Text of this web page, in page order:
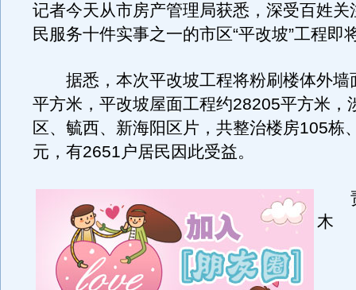
记者今天从市房产管理局获悉，深受百姓
民服务十件实事之一的市区“平改坡”工程即
据悉，本次平改坡工程将粉刷楼体外墙
平方米，平改坡屋面工程约28205平方米，
区、毓西、新海阳区片，共整治楼房105栋
元，有2651户居民因此受益。
责
木